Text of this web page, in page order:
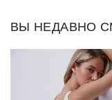
ВЫ НЕДАВНО